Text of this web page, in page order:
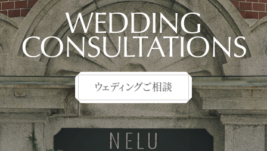
WEDDING
CONSULTATIONS
ウェディングご相談